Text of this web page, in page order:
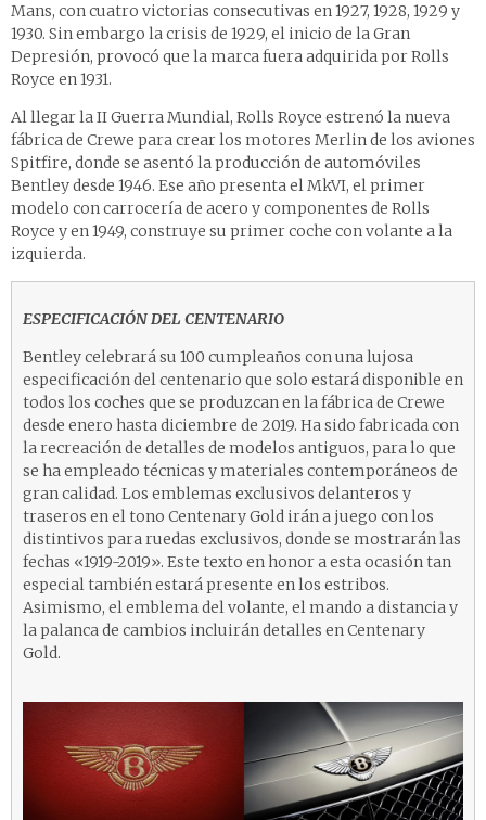
Mans, con cuatro victorias consecutivas en 1927, 1928, 1929 y
1930. Sin embargo la crisis de 1929, el inicio de la Gran
Depresión, provocó que la marca fuera adquirida por Rolls
Royce en 1931.
Al llegar la II Guerra Mundial, Rolls Royce estrenó la nueva
fábrica de Crewe para crear los motores Merlin de los aviones
Spitfire, donde se asentó la producción de automóviles
Bentley desde 1946. Ese año presenta el MkVI, el primer
modelo con carrocería de acero y componentes de Rolls
Royce y en 1949, construye su primer coche con volante a la
izquierda.
ESPECIFICACIÓN DEL CENTENARIO
Bentley celebrará su 100 cumpleaños con una lujosa
especificación del centenario que solo estará disponible en
todos los coches que se produzcan en la fábrica de Crewe
desde enero hasta diciembre de 2019. Ha sido fabricada con
la recreación de detalles de modelos antiguos, para lo que
se ha empleado técnicas y materiales contemporáneos de
gran calidad. Los emblemas exclusivos delanteros y
traseros en el tono Centenary Gold irán a juego con los
distintivos para ruedas exclusivos, donde se mostrarán las
fechas «1919-2019». Este texto en honor a esta ocasión tan
especial también estará presente en los estribos.
Asimismo, el emblema del volante, el mando a distancia y
la palanca de cambios incluirán detalles en Centenary
Gold.